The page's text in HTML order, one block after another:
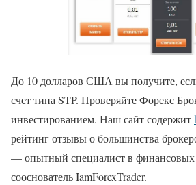
До 10 долларов США вы получите,
счет типа STP. Проверяйте Форекс
инвестированием. Наш сайт содержит
рейтинг отзывы о большинства
— опытный специалист в
сооснователь IamForexTrader.